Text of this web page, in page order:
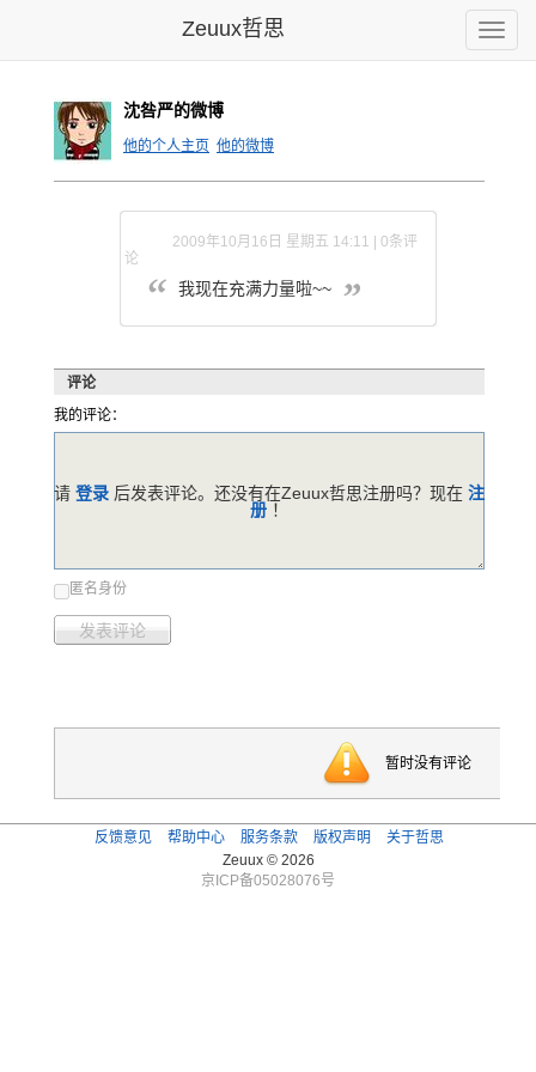
Toggle
Zeuux哲思
沈咎严的微博
他的个人主页 他的微博
2009年10月16日 星期五 14:11 | 0条评
论
我现在充满力量啦~~
评论
我的评论：
匿名身份
发表评论
请 登录 后发表评论。还没有在Zeuux哲思注册吗？现在 注
册 ！
暂时没有评论
反馈意见 帮助中心 服务条款 版权声明
关于哲思
Zeuux © 2026
京ICP备05028076号